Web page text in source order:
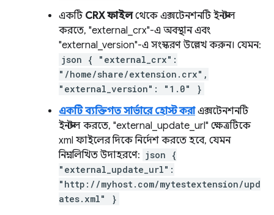
একটি CRX ফাইলথেকে এক্সটেনশনটি ইনস্টল
করতে, "external_crx"-এ অবস্থান এবং
"external_version"-এ সংস্করণ উল্লেখ করুন। যেমন:
json { "external_crx":
"/home/share/extension.crx",
"external_version": "1.0" }
একটি ব্যক্তিগত সার্ভারে হোস্ট করাএক্সটেনশনটি
ইনস্টল করতে, "external_update_url" ক্ষেত্রটিকে
xml ফাইলের দিকে নির্দেশ করতে হবে, যেমন
নিম্নলিখিত উদাহরণে: json {
"external_update_url":
"http://myhost.com/mytestextension/upd
ates.xml" }